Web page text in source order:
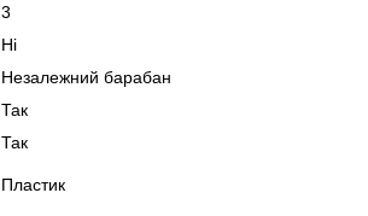
3
Ні
Незалежний барабан
Так
Так
Пластик